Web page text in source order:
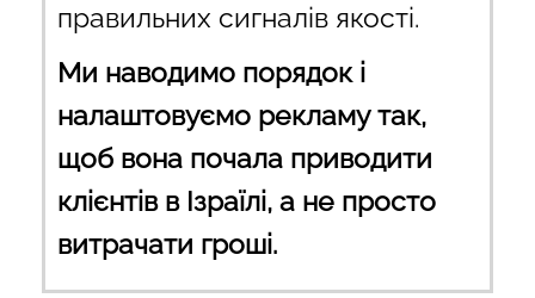
правильних сигналів якості.
Ми наводимо порядок і
налаштовуємо рекламу так,
щоб вона почала приводити
клієнтів в Ізраїлі, а не просто
витрачати гроші.